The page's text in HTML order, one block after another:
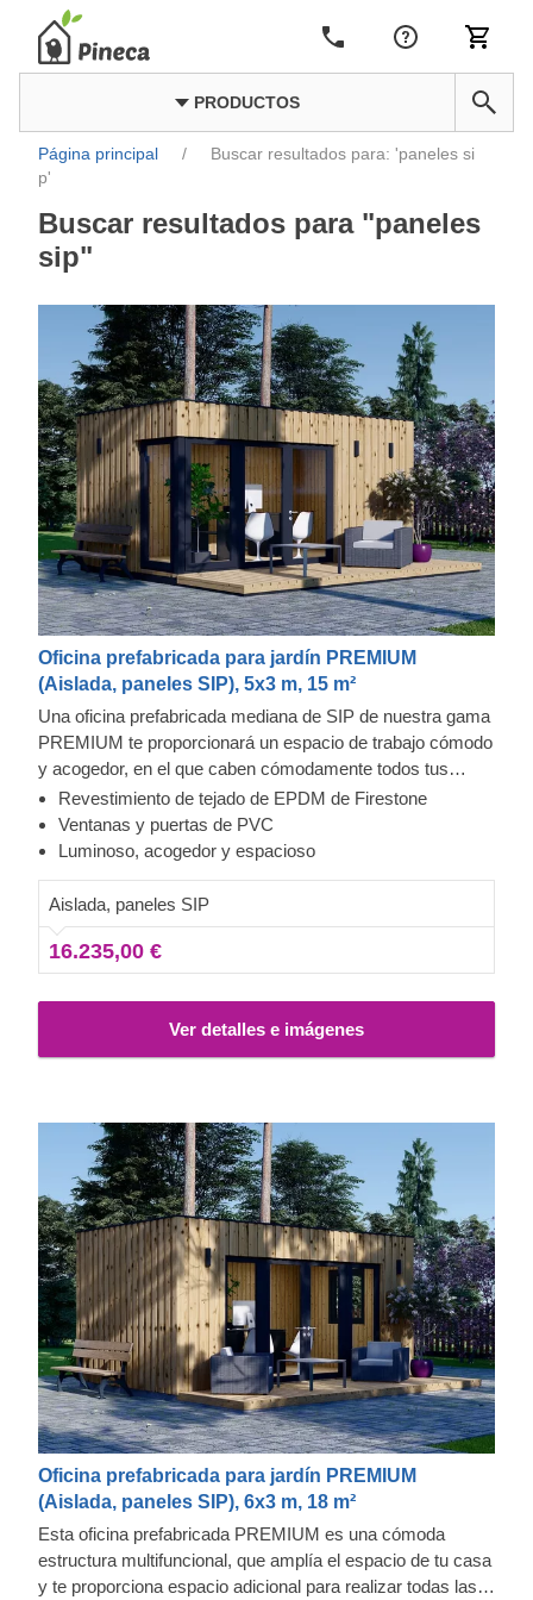
PRODUCTOS
Página principal /
Buscar resultados para: 'paneles si
p'
Buscar resultados para "paneles
sip"
Oficina prefabricada para jardín PREMIUM
(Aislada, paneles SIP), 5x3 m, 15 m²
Una oficina prefabricada mediana de SIP de nuestra gama
PREMIUM te proporcionará un espacio de trabajo cómodo
y acogedor, en el que caben cómodamente todos tus
elementos de trabajo y mucho más. La tecnología SIP
garantiza un confort térmico óptimo en cualquier estación
del año. Las líneas rectas, el sutil estilo contemporáneo y
única, perfecta para crear un espacio de trabajo remoto
situado estratégicamente al lado de su casa. Si su casa
tiene estilo contemporáneo, la estética arquitectónica
moderna se adaptará perfectamente al entorno.
Revestimiento de tejado de EPDM de Firestone
Ventanas y puertas de PVC
Luminoso, acogedor y espacioso
Aislada, paneles SIP
16.235,00 €
Ver detalles e imágenes
Oficina prefabricada para jardín PREMIUM
(Aislada, paneles SIP), 6x3 m, 18 m²
Esta oficina prefabricada PREMIUM es una cómoda
estructura multifuncional, que amplía el espacio de tu casa
y te proporciona espacio adicional para realizar todas las